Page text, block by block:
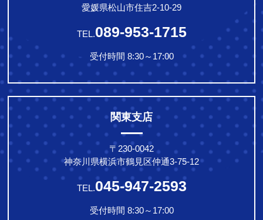
愛媛県松山市住吉2-10-29
TEL.089-953-1715
受付時間 8:30～17:00
関東支店
〒230-0042
神奈川県横浜市鶴見区仲通3-75-12
TEL.045-947-2593
受付時間 8:30～17:00